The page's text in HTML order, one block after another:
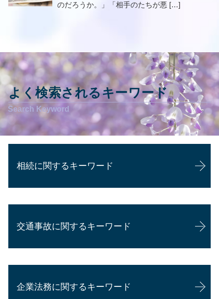
のだろうか。」「相手のたちが悪 […]
よく検索されるキーワード
相続に関するキーワード
相続 農地
相続 配偶者
相続 弁護士
遺留分侵害額請求 弁護士 費用
公正証書遺言 費用
交通事故に関するキーワード
交通事故 慰謝料 通院日数 少ない
交通事故 後遺障害等級
企業法務に関するキーワード